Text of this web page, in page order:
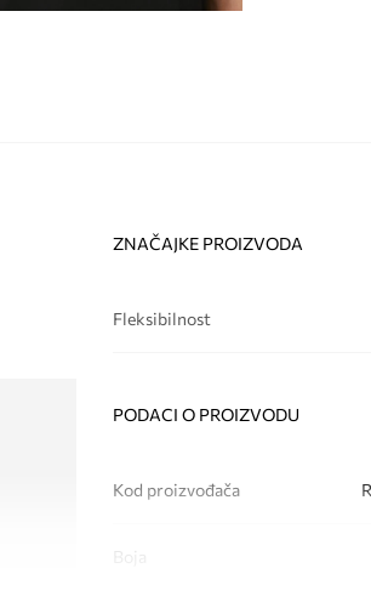
ZNAČAJKE PROIZVODA
Fleksibilnost
PODACI O PROIZVODU
Kod proizvođača